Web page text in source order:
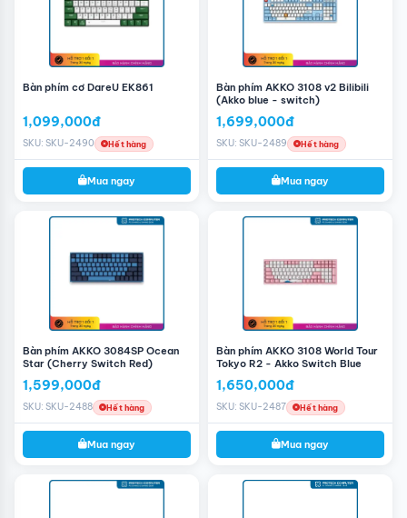
Bàn phím cơ DareU EK861
1,099,000đ
SKU: SKU-2490 Hết hàng
Mua ngay
Bàn phím AKKO 3108 v2 Bilibili
(Akko blue - switch)
1,699,000đ
SKU: SKU-2489 Hết hàng
Mua ngay
Bàn phím AKKO 3084SP Ocean
Star (Cherry Switch Red)
1,599,000đ
SKU: SKU-2488 Hết hàng
Mua ngay
Bàn phím AKKO 3108 World Tour
Tokyo R2 - Akko Switch Blue
1,650,000đ
SKU: SKU-2487 Hết hàng
Mua ngay